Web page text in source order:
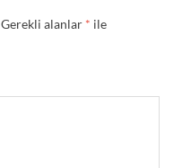
Gerekli alanlar * ile